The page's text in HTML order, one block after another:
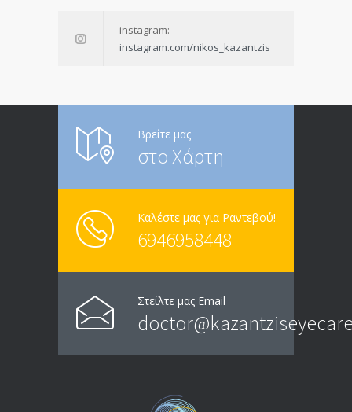
instagram:
instagram.com/nikos_kazantzis
Βρείτε μας
στο Χάρτη
Καλέστε μας για Ραντεβού!
6946958448
Στείλτε μας Email